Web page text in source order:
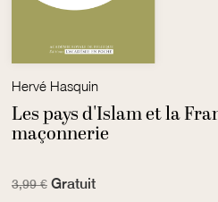
Hervé Hasquin
Les pays d'Islam et la
maçonnerie
3,99 € Gratuit